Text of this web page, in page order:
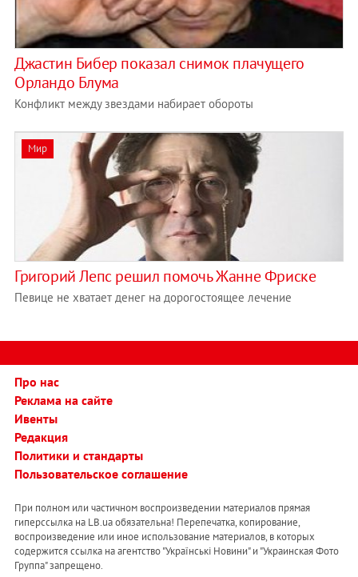
Джастин Бибер показал снимок плачущего
Орландо Блума
Конфликт между звездами набирает обороты
Мир
Григорий Лепс решил помочь Жанне Фриске
Певице не хватает денег на дорогостоящее лечение
Про нас
Реклама на сайте
Ивенты
Редакция
Политики и стандарты
Пользовательское соглашение
При полном или частичном воспроизведении материалов прямая
гиперссылка на LB.ua обязательна! Перепечатка, копирование,
воспроизведение или иное использование материалов, в которых
содержится ссылка на агентство "Українськi Новини" и "Украинская Фото
Группа" запрещено.